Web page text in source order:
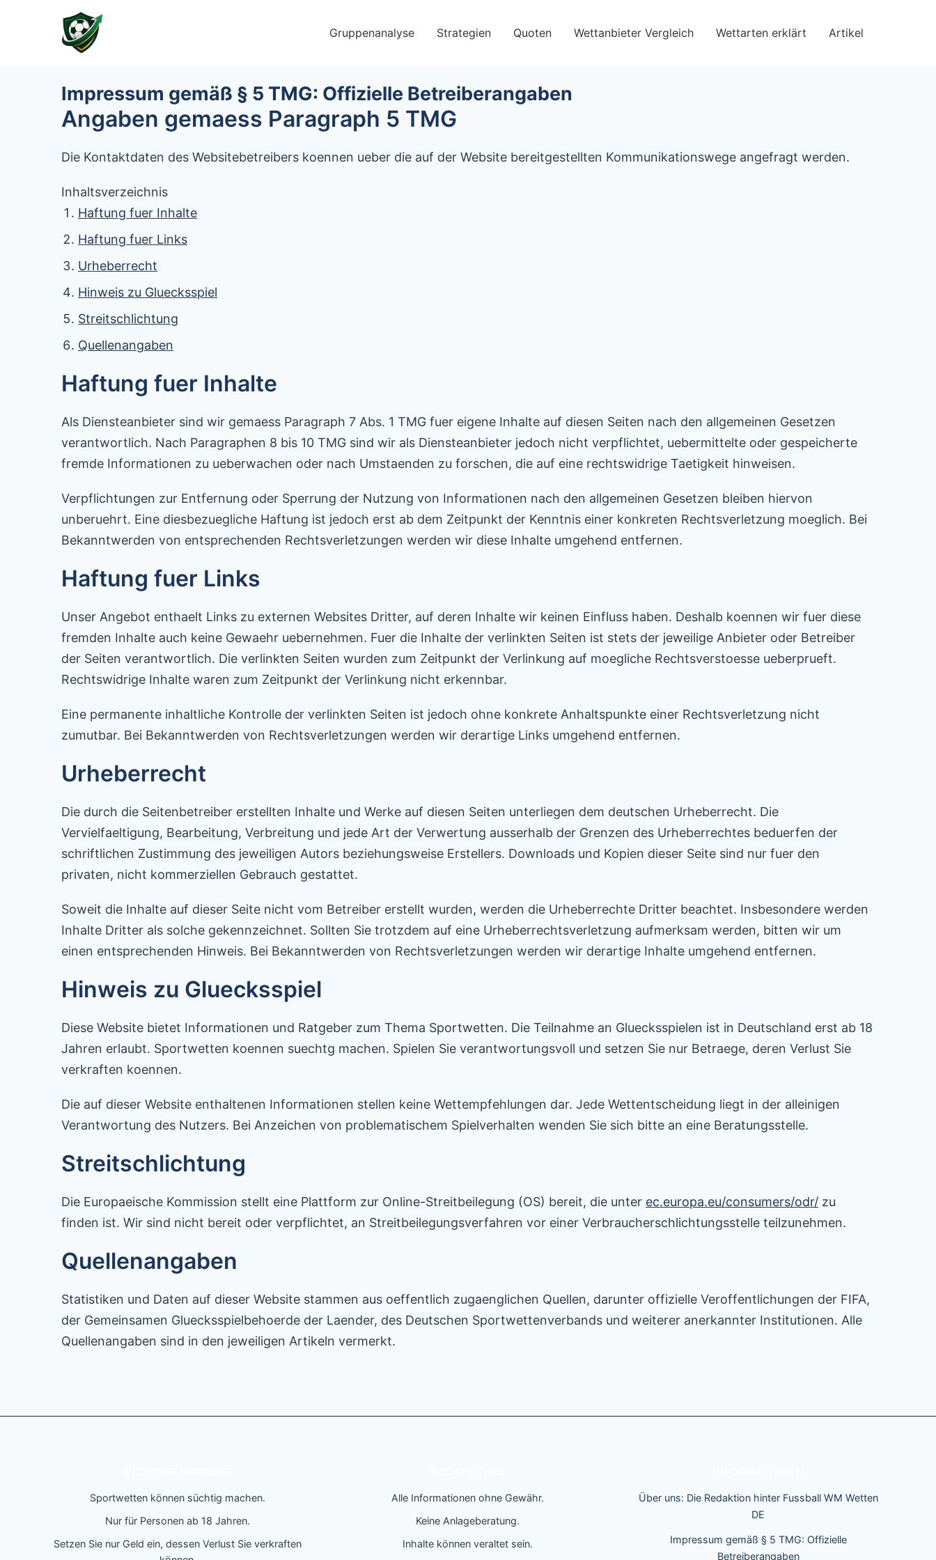
Gruppenanalyse Strategien Quoten Wettanbieter Vergleich Wettarten erklärt Artikel
Impressum gemäß § 5 TMG: Offizielle Betreiberangaben
Angaben gemaess Paragraph 5 TMG
Die Kontaktdaten des Websitebetreibers koennen ueber die auf der Website bereitgestellten Kommunikationswege angefragt werden.
Inhaltsverzeichnis
Haftung fuer Inhalte
Haftung fuer Links
Urheberrecht
Hinweis zu Gluecksspiel
Streitschlichtung
Quellenangaben
Haftung fuer Inhalte
Als Diensteanbieter sind wir gemaess Paragraph 7 Abs. 1 TMG fuer eigene Inhalte auf diesen Seiten nach den allgemeinen Gesetzen
verantwortlich. Nach Paragraphen 8 bis 10 TMG sind wir als Diensteanbieter jedoch nicht verpflichtet, uebermittelte oder gespeicherte
fremde Informationen zu ueberwachen oder nach Umstaenden zu forschen, die auf eine rechtswidrige Taetigkeit hinweisen.
Verpflichtungen zur Entfernung oder Sperrung der Nutzung von Informationen nach den allgemeinen Gesetzen bleiben hiervon
unberuehrt. Eine diesbezuegliche Haftung ist jedoch erst ab dem Zeitpunkt der Kenntnis einer konkreten Rechtsverletzung moeglich. Bei
Bekanntwerden von entsprechenden Rechtsverletzungen werden wir diese Inhalte umgehend entfernen.
Haftung fuer Links
Unser Angebot enthaelt Links zu externen Websites Dritter, auf deren Inhalte wir keinen Einfluss haben. Deshalb koennen wir fuer diese
fremden Inhalte auch keine Gewaehr uebernehmen. Fuer die Inhalte der verlinkten Seiten ist stets der jeweilige Anbieter oder Betreiber
der Seiten verantwortlich. Die verlinkten Seiten wurden zum Zeitpunkt der Verlinkung auf moegliche Rechtsverstoesse ueberprueft.
Rechtswidrige Inhalte waren zum Zeitpunkt der Verlinkung nicht erkennbar.
Eine permanente inhaltliche Kontrolle der verlinkten Seiten ist jedoch ohne konkrete Anhaltspunkte einer Rechtsverletzung nicht
zumutbar. Bei Bekanntwerden von Rechtsverletzungen werden wir derartige Links umgehend entfernen.
Urheberrecht
Die durch die Seitenbetreiber erstellten Inhalte und Werke auf diesen Seiten unterliegen dem deutschen Urheberrecht. Die
Vervielfaeltigung, Bearbeitung, Verbreitung und jede Art der Verwertung ausserhalb der Grenzen des Urheberrechtes beduerfen der
schriftlichen Zustimmung des jeweiligen Autors beziehungsweise Erstellers. Downloads und Kopien dieser Seite sind nur fuer den
privaten, nicht kommerziellen Gebrauch gestattet.
Soweit die Inhalte auf dieser Seite nicht vom Betreiber erstellt wurden, werden die Urheberrechte Dritter beachtet. Insbesondere werden
Inhalte Dritter als solche gekennzeichnet. Sollten Sie trotzdem auf eine Urheberrechtsverletzung aufmerksam werden, bitten wir um
einen entsprechenden Hinweis. Bei Bekanntwerden von Rechtsverletzungen werden wir derartige Inhalte umgehend entfernen.
Hinweis zu Gluecksspiel
Diese Website bietet Informationen und Ratgeber zum Thema Sportwetten. Die Teilnahme an Gluecksspielen ist in Deutschland erst ab 18
Jahren erlaubt. Sportwetten koennen suechtg machen. Spielen Sie verantwortungsvoll und setzen Sie nur Betraege, deren Verlust Sie
verkraften koennen.
Die auf dieser Website enthaltenen Informationen stellen keine Wettempfehlungen dar. Jede Wettentscheidung liegt in der alleinigen
Verantwortung des Nutzers. Bei Anzeichen von problematischem Spielverhalten wenden Sie sich bitte an eine Beratungsstelle.
Streitschlichtung
Die Europaeische Kommission stellt eine Plattform zur Online-Streitbeilegung (OS) bereit, die unter ec.europa.eu/consumers/odr/ zu
finden ist. Wir sind nicht bereit oder verpflichtet, an Streitbeilegungsverfahren vor einer Verbraucherschlichtungsstelle teilzunehmen.
Quellenangaben
Statistiken und Daten auf dieser Website stammen aus oeffentlich zugaenglichen Quellen, darunter offizielle Veroffentlichungen der FIFA,
der Gemeinsamen Gluecksspielbehoerde der Laender, des Deutschen Sportwettenverbands und weiterer anerkannter Institutionen. Alle
Quellenangaben sind in den jeweiligen Artikeln vermerkt.
Sportwetten können süchtig machen.
Nur für Personen ab 18 Jahren.
Setzen Sie nur Geld ein, dessen Verlust Sie verkraften
Alle Informationen ohne Gewähr.
Keine Anlageberatung.
Inhalte können veraltet sein.
Über uns: Die Redaktion hinter Fussball WM Wetten
DE
Impressum gemäß § 5 TMG: Offizielle
Betreiberangaben